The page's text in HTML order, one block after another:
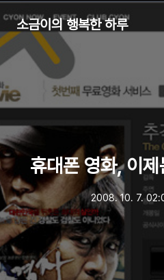
소금이의 행복한 하루
휴대폰 영화, 이
2008. 10. 7.